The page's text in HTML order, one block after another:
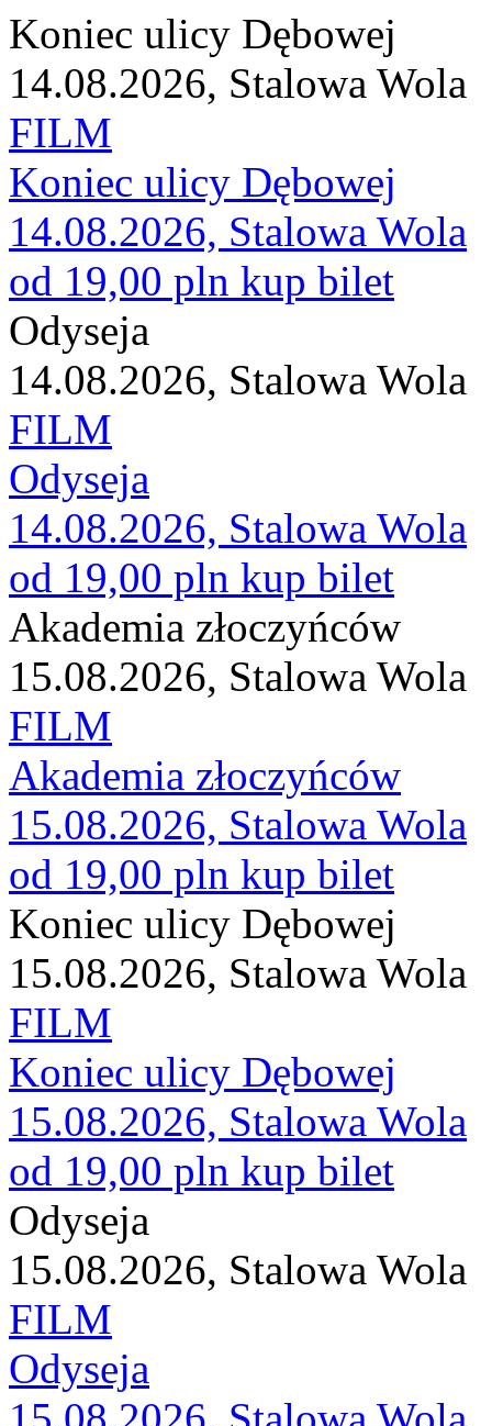
Koniec ulicy Dębowej
14.08.2026, Stalowa Wola
FILM
Koniec ulicy Dębowej
14.08.2026, Stalowa Wola
od 19,00 pln kup bilet
Odyseja
14.08.2026, Stalowa Wola
FILM
Odyseja
14.08.2026, Stalowa Wola
od 19,00 pln kup bilet
Akademia złoczyńców
15.08.2026, Stalowa Wola
FILM
Akademia złoczyńców
15.08.2026, Stalowa Wola
od 19,00 pln kup bilet
Koniec ulicy Dębowej
15.08.2026, Stalowa Wola
FILM
Koniec ulicy Dębowej
15.08.2026, Stalowa Wola
od 19,00 pln kup bilet
Odyseja
15.08.2026, Stalowa Wola
FILM
Odyseja